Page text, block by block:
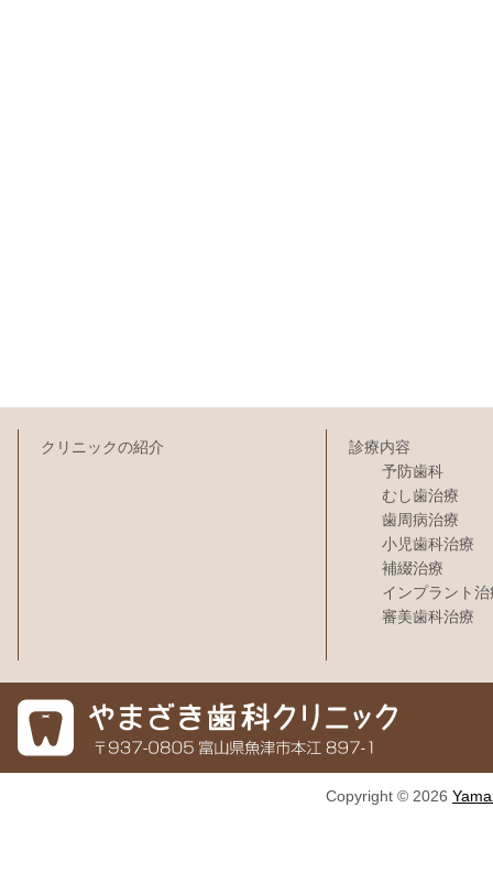
クリニックの紹介
診療内容
予防歯科
むし歯治療
歯周病治療
小児歯科治療
補綴治療
インプラント治
審美歯科治療
Copyright © 2026